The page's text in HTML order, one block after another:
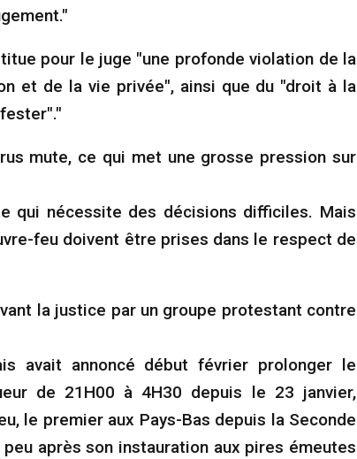
pour le juge "une profonde violation de la
et de la vie privée", ainsi que du "droit à la
mute, ce qui met une grosse pression sur
qui nécessite des décisions difficiles. Mais
feu doivent être prises dans le respect de
la justice par un groupe protestant contre
avait annoncé début février prolonger le
de 21H00 à 4H30 depuis le 23 janvier,
le premier aux Pays-Bas depuis la Seconde
après son instauration aux pires émeutes